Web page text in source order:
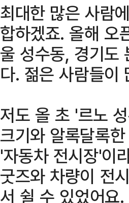
최대한 많은 사람
합하겠죠. 올해 오
울 성수동, 경기도
다. 젊은 사람들이
저도 올 초 '르노
크기와 알록달록
'자동차 전시장'이
굿즈와 차량이 전
서 쉴 수 있었어